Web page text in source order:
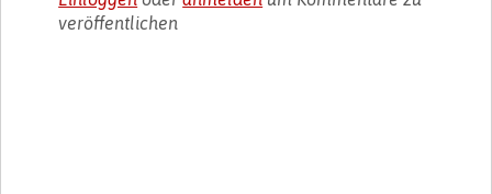
veröffentlichen